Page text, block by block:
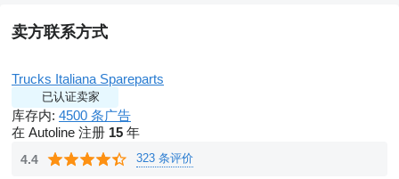
卖方联系方式
Trucks Italiana Spareparts
已认证卖家
库存内: 4500 条广告
在 Autoline 注册 15 年
4.4 323 条评价